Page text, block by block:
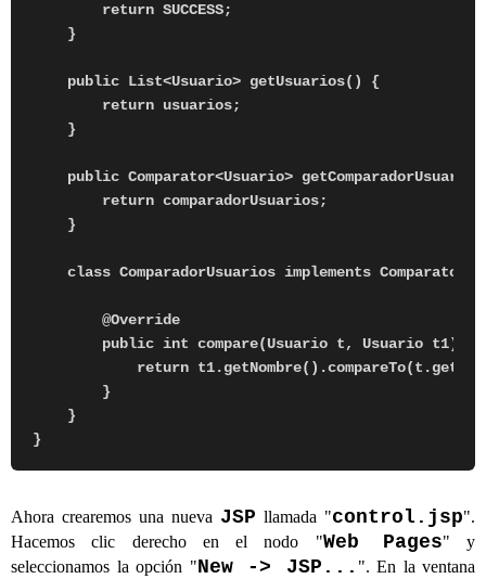
        return SUCCESS;
    }
    public List<Usuario> getUsuarios() {
        return usuarios;
    }
public Comparator<Usuario>
        return comparadorUsuarios;
    }
class ComparadorUsuarios implements
        @Override
        public int compare(Usuario t, Usuario t1) {
return
        }
    }
Ahora crearemos una nueva JSP llamada "control.jsp".
Hacemos clic derecho en el nodo "Web Pages" y
seleccionamos la opción "New -> JSP... ". En la ventana